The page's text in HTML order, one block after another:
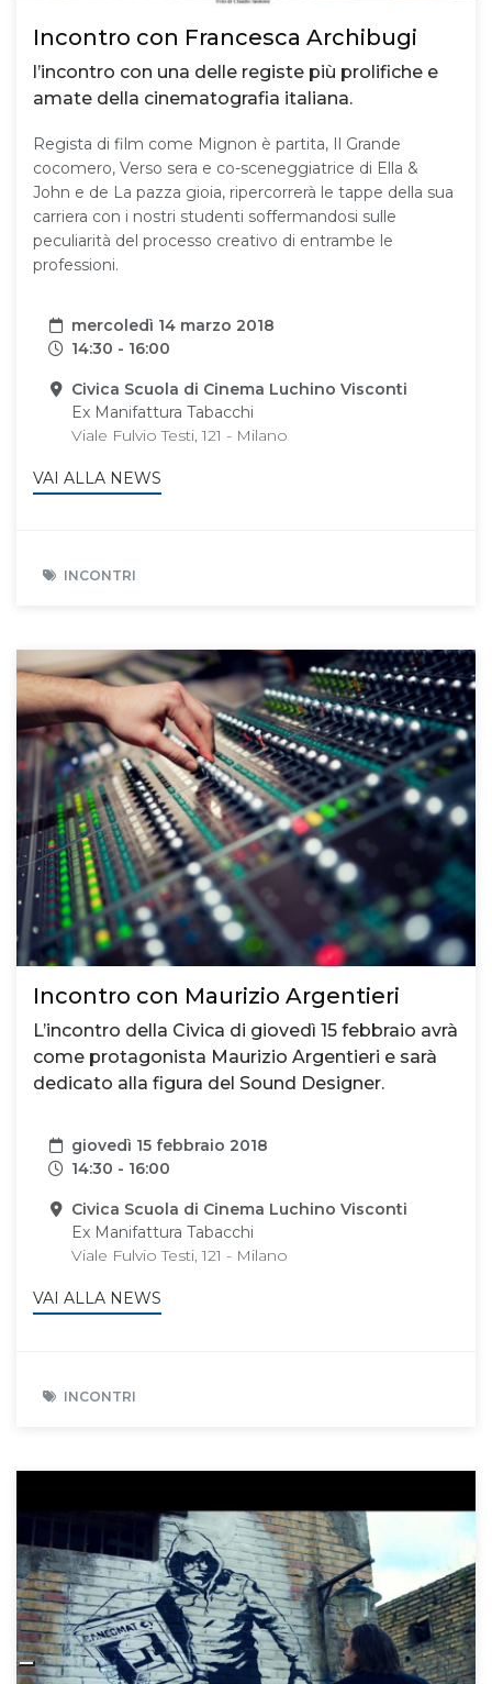
Incontro con Francesca Archibugi
l’incontro con una delle registe più prolifiche e
amate della cinematografia italiana.
Regista di film come Mignon è partita, Il Grande
cocomero, Verso sera e co-sceneggiatrice di Ella &
John e de La pazza gioia, ripercorrerà le tappe della sua
carriera con i nostri studenti soffermandosi sulle
peculiarità del processo creativo di entrambe le
professioni.
Data
mercoledì 14 marzo 2018
Orari
14:30 - 16:00
Sede
Civica Scuola di Cinema Luchino Visconti
Ex Manifattura Tabacchi
Viale Fulvio Testi, 121 - Milano
VAI ALLA NEWS
INCONTRI
Incontro con Maurizio Argentieri
L’incontro della Civica di giovedì 15 febbraio avrà
come protagonista Maurizio Argentieri e sarà
dedicato alla figura del Sound Designer.
Data
giovedì 15 febbraio 2018
Orari
14:30 - 16:00
Sede
Civica Scuola di Cinema Luchino Visconti
Ex Manifattura Tabacchi
Viale Fulvio Testi, 121 - Milano
VAI ALLA NEWS
INCONTRI